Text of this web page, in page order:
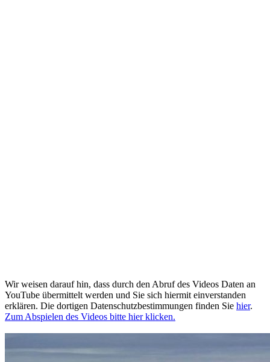
Wir weisen darauf hin, dass durch den Abruf des Videos Daten an
YouTube übermittelt werden und Sie sich hiermit einverstanden
erklären. Die dortigen Datenschutzbestimmungen finden Sie hier.
Zum Abspielen des Videos bitte hier klicken.